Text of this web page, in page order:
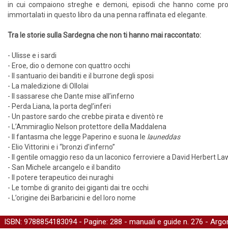
in cui compaiono streghe e demoni, episodi che hanno come
immortalati in questo libro da una penna raffinata ed elegante.
Tra le storie sulla Sardegna che non ti hanno mai raccontato:
- Ulisse e i sardi
- Eroe, dio o demone con quattro occhi
- Il santuario dei banditi e il burrone degli sposi
- La maledizione di Ollolai
- Il sassarese che Dante mise all’inferno
- Perda Liana, la porta degl’inferi
- Un pastore sardo che crebbe pirata e diventò re
- L’Ammiraglio Nelson protettore della Maddalena
- Il fantasma che legge Paperino e suona le launeddas
- Elio Vittorini e i “bronzi d’inferno”
- Il gentile omaggio reso da un laconico ferroviere a David Herbert
- San Michele arcangelo e il bandito
- Il potere terapeutico dei nuraghi
- Le tombe di granito dei giganti dai tre occhi
- L’origine dei Barbaricini e del loro nome
ISBN: 9788854183094 - Pagine: 288 - manuali e guide n. 276 -